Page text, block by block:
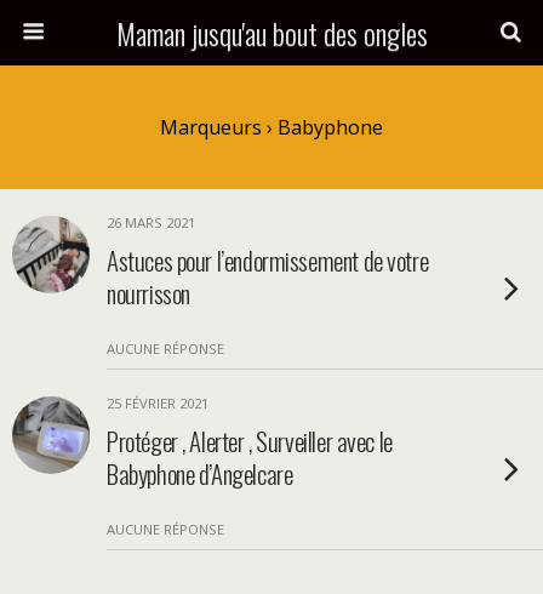
Maman jusqu'au bout des ongles
Marqueurs › Babyphone
26 MARS 2021
Astuces pour l’endormissement de votre
nourrisson
AUCUNE RÉPONSE
25 FÉVRIER 2021
Protéger , Alerter , Surveiller avec le
Babyphone d’Angelcare
AUCUNE RÉPONSE